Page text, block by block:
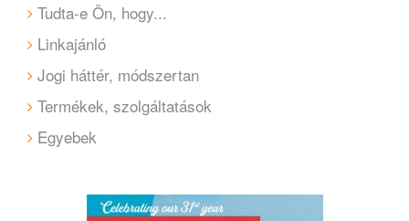
Tudta-e Ön, hogy...
Linkajánló
Jogi háttér, módszertan
Termékek, szolgáltatások
Egyebek